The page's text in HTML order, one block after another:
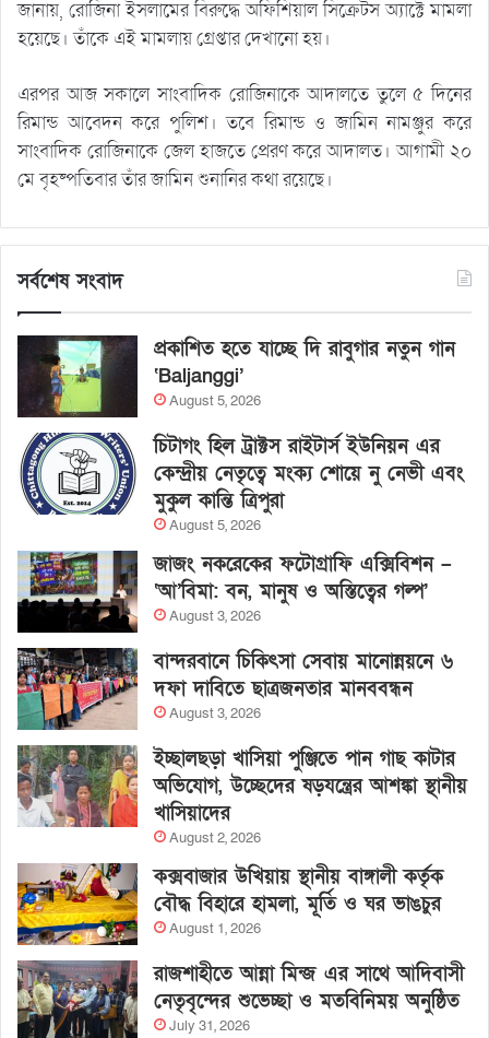
জানায়, রোজিনা ইসলামের বিরুদ্ধে অফিশিয়াল সিক্রেটস অ্যাক্টে মামলা
হয়েছে। তাঁকে এই মামলায় গ্রেপ্তার দেখানো হয়।
এরপর আজ সকালে সাংবাদিক রোজিনাকে আদালতে তুলে ৫ দিনের
রিমান্ড আবেদন করে পুলিশ। তবে রিমান্ড ও জামিন নামঞ্জুর করে
সাংবাদিক রোজিনাকে জেল হাজতে প্রেরণ করে আদালত। আগামী ২০
মে বৃহষ্পতিবার তাঁর জামিন শুনানির কথা রয়েছে।
সর্বশেষ সংবাদ
প্রকাশিত হতে যাচ্ছে দি রাবুগার নতুন গান
‘Baljanggi’
August 5, 2026
চিটাগং হিল ট্রাক্টস রাইটার্স ইউনিয়ন এর
কেন্দ্রীয় নেতৃত্বে মংক্য শোয়ে নু নেভী এবং
মুকুল কান্তি ত্রিপুরা
August 5, 2026
জাজং নকরেকের ফটোগ্রাফি এক্সিবিশন –
‘আ’বিমা: বন, মানুষ ও অস্তিত্বের গল্প’
August 3, 2026
বান্দরবানে চিকিৎসা সেবায় মানোন্নয়নে ৬
দফা দাবিতে ছাত্রজনতার মানববন্ধন
August 3, 2026
ইচ্ছালছড়া খাসিয়া পুঞ্জিতে পান গাছ কাটার
অভিযোগ, উচ্ছেদের ষড়যন্ত্রের আশঙ্কা স্থানীয়
খাসিয়াদের
August 2, 2026
কক্সবাজার উখিয়ায় স্থানীয় বাঙ্গালী কর্তৃক
বৌদ্ধ বিহারে হামলা, মূর্তি ও ঘর ভাঙচুর
August 1, 2026
রাজশাহীতে আন্না মিন্জ এর সাথে আদিবাসী
নেতৃবৃন্দের শুভেচ্ছা ও মতবিনিময় অনুষ্ঠিত
July 31, 2026